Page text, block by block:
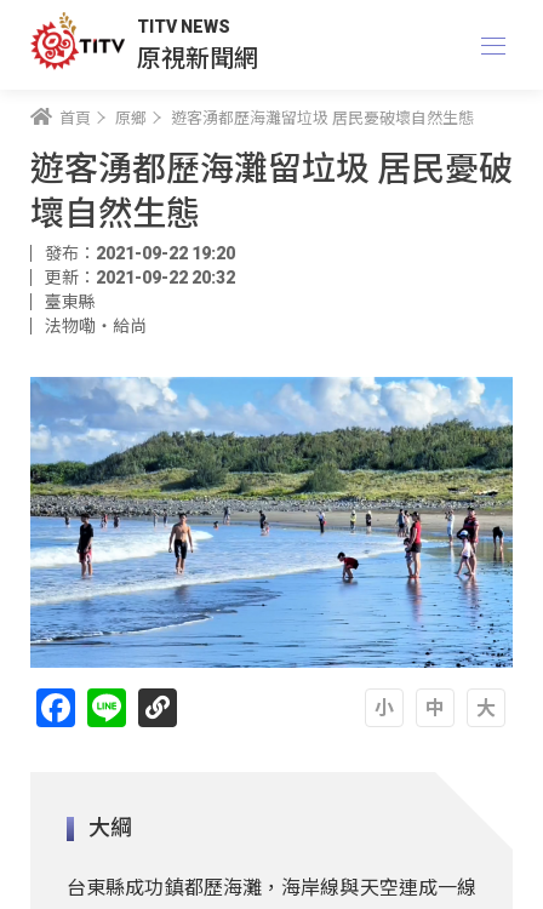
TITV NEWS
原視新聞網
首頁 原鄉 遊客湧都歷海灘留垃圾 居民憂破壞自然生態
遊客湧都歷海灘留垃圾 居民憂破
壞自然生態
發布：2021-09-22 19:20
更新：2021-09-22 20:32
臺東縣
法物嘞‧給尚
Facebook
Line
大綱
台東縣成功鎮都歷海灘，海岸線與天空連成一線